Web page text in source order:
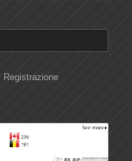
Registrazione